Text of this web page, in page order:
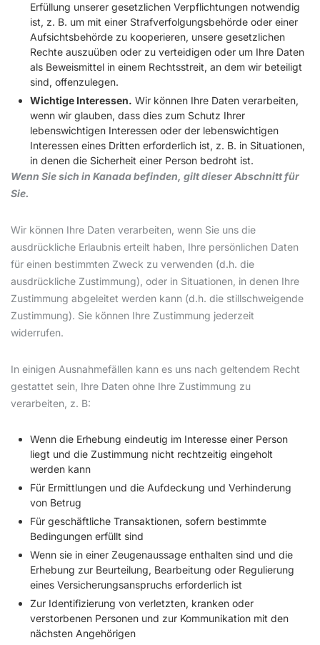
Erfüllung unserer gesetzlichen Verpflichtungen notwendig
ist, z. B. um mit einer Strafverfolgungsbehörde oder einer
Aufsichtsbehörde zu kooperieren, unsere gesetzlichen
Rechte auszuüben oder zu verteidigen oder um Ihre Daten
als Beweismittel in einem Rechtsstreit, an dem wir beteiligt
sind, offenzulegen.
Wichtige Interessen. Wir können Ihre Daten verarbeiten,
wenn wir glauben, dass dies zum Schutz Ihrer
lebenswichtigen Interessen oder der lebenswichtigen
Interessen eines Dritten erforderlich ist, z. B. in Situationen,
in denen die Sicherheit einer Person bedroht ist.
Wenn Sie sich in Kanada befinden, gilt dieser Abschnitt für
Sie.
Wir können Ihre Daten verarbeiten, wenn Sie uns die
ausdrückliche Erlaubnis erteilt haben, Ihre persönlichen Daten
für einen bestimmten Zweck zu verwenden (d.h. die
ausdrückliche Zustimmung), oder in Situationen, in denen Ihre
Zustimmung abgeleitet werden kann (d.h. die stillschweigende
Zustimmung). Sie können Ihre Zustimmung jederzeit
widerrufen.
In einigen Ausnahmefällen kann es uns nach geltendem Recht
gestattet sein, Ihre Daten ohne Ihre Zustimmung zu
verarbeiten, z. B:
Wenn die Erhebung eindeutig im Interesse einer Person
liegt und die Zustimmung nicht rechtzeitig eingeholt
werden kann
Für Ermittlungen und die Aufdeckung und Verhinderung
von Betrug
Für geschäftliche Transaktionen, sofern bestimmte
Bedingungen erfüllt sind
Wenn sie in einer Zeugenaussage enthalten sind und die
Erhebung zur Beurteilung, Bearbeitung oder Regulierung
eines Versicherungsanspruchs erforderlich ist
Zur Identifizierung von verletzten, kranken oder
verstorbenen Personen und zur Kommunikation mit den
nächsten Angehörigen